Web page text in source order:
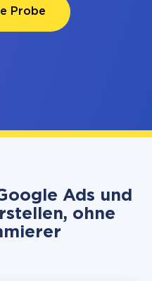
Probe
Ads und
ohne